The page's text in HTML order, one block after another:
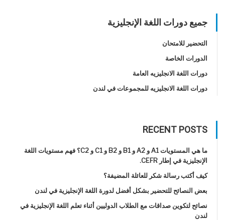
جميع دورات اللغة الإنجليزية
التحضير للامتحان
الدورات الخاصة
دورات اللغة الانجليزيه العامة
دورات اللغة الانجليزيه للمجموعات في لندن
RECENT POSTS
ما هي المستويات A1 و A2 و B1 و B2 و C1 و C2؟ فهم مستويات اللغة
الإنجليزية في إطار CEFR.
كيف أكتب رسالة شكر للعائلة المضيفة؟
بعض النصائح للتحضير بشكل أفضل لدورة اللغة الإنجليزية في لندن
نصائح لتكوين صداقات مع الطلاب الدوليين أثناء تعلم اللغة الإنجليزية في
لندن